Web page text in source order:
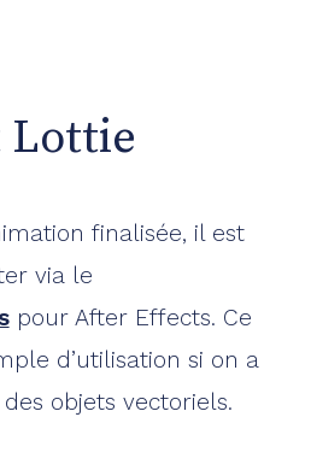
Lottie
finalisée, il est
via le
pour After Effects. Ce
d’utilisation si on a
objets vectoriels.